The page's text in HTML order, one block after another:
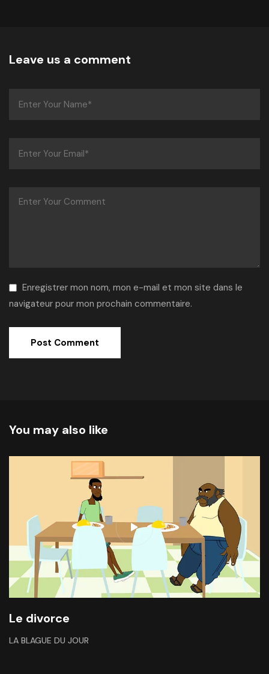
Leave us a comment
Enregistrer mon nom, mon e-mail et mon site dans le
navigateur pour mon prochain commentaire.
You may also like
Le divorce
LA BLAGUE DU JOUR